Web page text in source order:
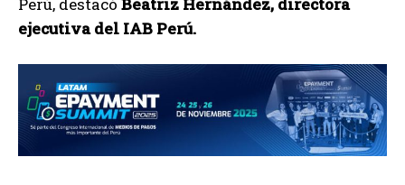
ejecutiva del IAB Perú.